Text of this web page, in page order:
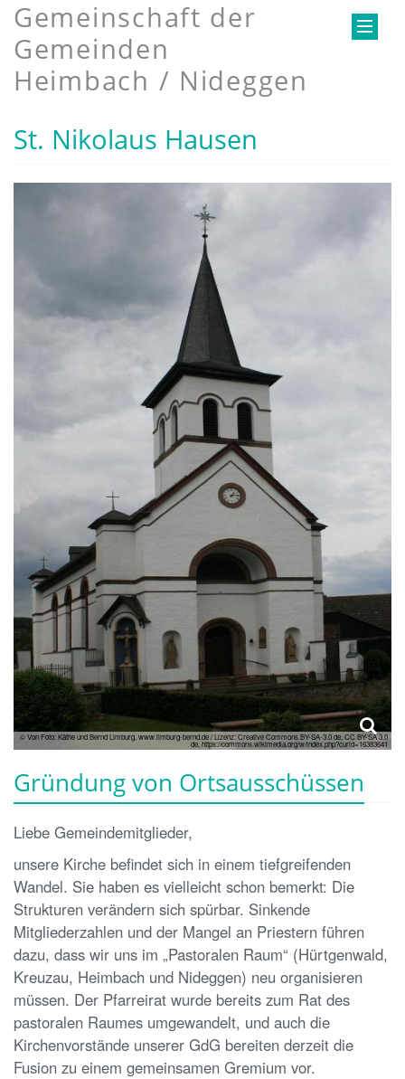
Gemeinschaft der
Gemeinden
Heimbach / Nideggen
St. Nikolaus Hausen
© Von Foto: Käthe und Bernd Limburg, www.limburg-bernd.de / Lizenz: Creative Commons BY-SA-3.0 de, CC BY-SA 3.0
de, https://commons.wikimedia.org/w/index.php?curid=16383641
Gründung von Ortsausschüssen
Liebe Gemeindemitglieder,
unsere Kirche befindet sich in einem tiefgreifenden
Wandel. Sie haben es vielleicht schon bemerkt: Die
Strukturen verändern sich spürbar. Sinkende
Mitgliederzahlen und der Mangel an Priestern führen
dazu, dass wir uns im „Pastoralen Raum“ (Hürtgenwald,
Kreuzau, Heimbach und Nideggen) neu organisieren
müssen. Der Pfarreirat wurde bereits zum Rat des
pastoralen Raumes umgewandelt, und auch die
Kirchenvorstände unserer GdG bereiten derzeit die
Fusion zu einem gemeinsamen Gremium vor.